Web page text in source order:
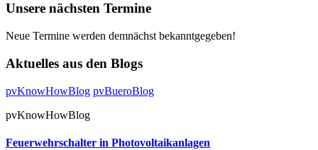
Unsere nächsten Termine
Neue Termine werden demnächst bekanntgegeben!
Aktuelles aus den Blogs
pvKnowHowBlog pvBueroBlog
pvKnowHowBlog
Feuerwehrschalter in Photovoltaikanlagen